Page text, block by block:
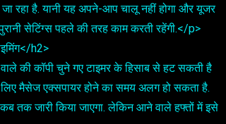
रहा है. यानी यह अपने-आप चालू नहीं होगा और यूजर
सेटिंग्स पहले की तरह काम करती रहेंगी.</p>
h2>
की कॉपी चुने गए टाइमर के हिसाब से हट सकती है
मैसेज एक्सपायर होने का समय अलग हो सकता है.
तक जारी किया जाएगा. लेकिन आने वाले हफ्तों में इसे